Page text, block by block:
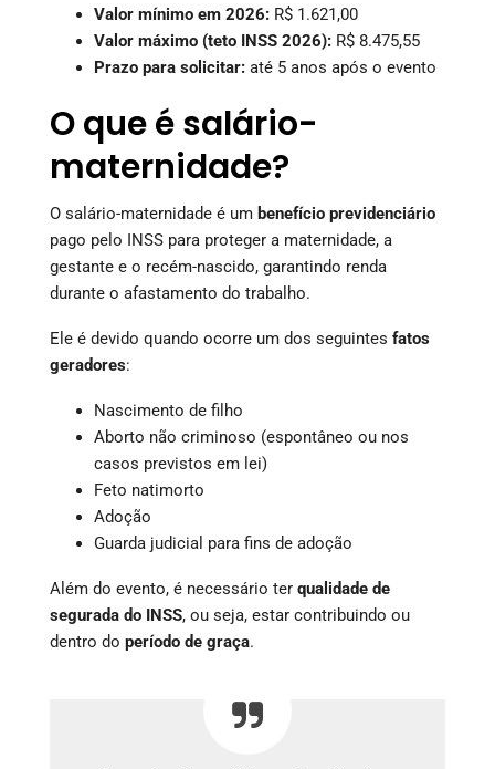
Valor mínimo em 2026: R$ 1.621,00
Valor máximo (teto INSS 2026): R$ 8.475,55
Prazo para solicitar: até 5 anos após o evento
O que é salário-
maternidade?
O salário-maternidade é um benefício previdenciário
pago pelo INSS para proteger a maternidade, a
gestante e o recém-nascido, garantindo renda
durante o afastamento do trabalho.
Ele é devido quando ocorre um dos seguintes fatos
geradores:
Nascimento de filho
Aborto não criminoso (espontâneo ou nos
casos previstos em lei)
Feto natimorto
Adoção
Guarda judicial para fins de adoção
Além do evento, é necessário ter qualidade de
segurada do INSS, ou seja, estar contribuindo ou
dentro do período de graça.